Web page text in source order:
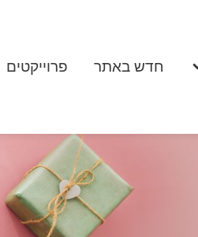
חדש באתר פרוייקטים